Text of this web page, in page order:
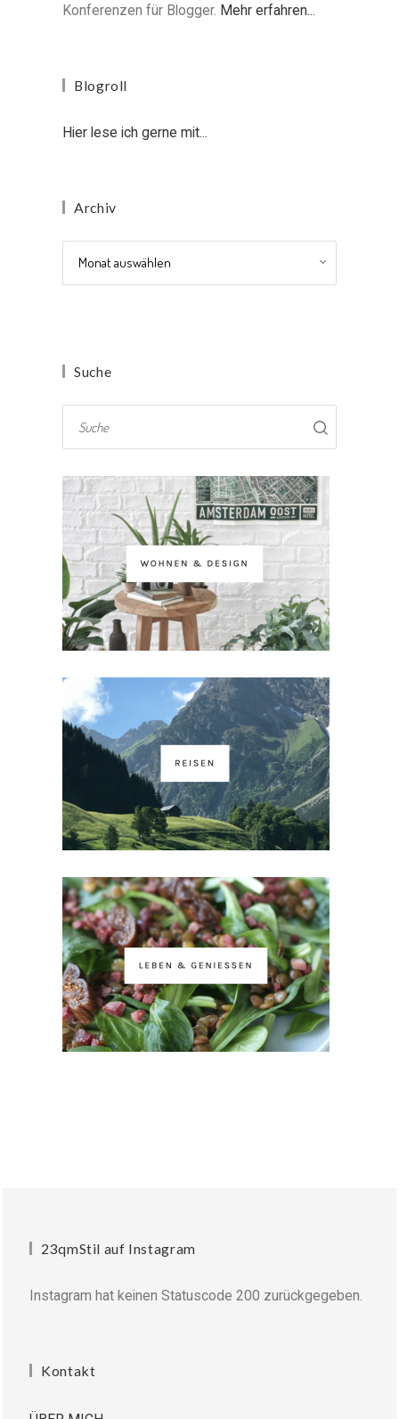
Konferenzen für Blogger. Mehr erfahren...
Blogroll
Hier lese ich gerne mit...
Archiv
Suche
23qmStil auf Instagram
Instagram hat keinen Statuscode 200 zurückgegeben.
Kontakt